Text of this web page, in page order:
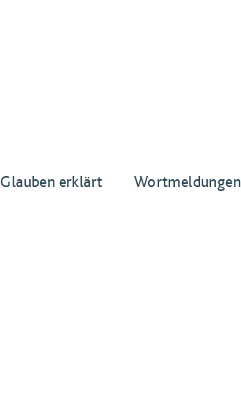
Glauben erklärt Wortmeldungen